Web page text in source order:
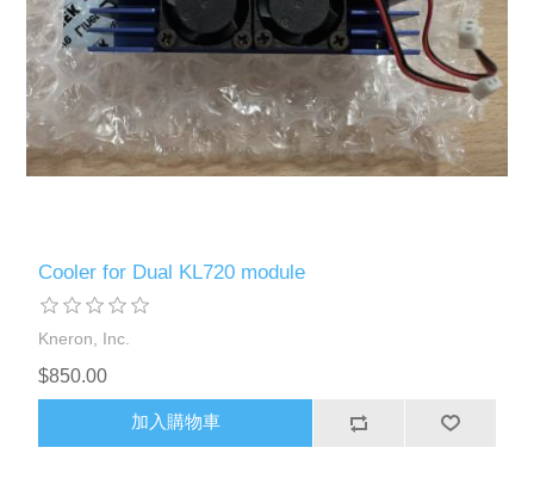
Cooler for Dual KL720 module
Kneron, Inc.
$850.00
加入購物車